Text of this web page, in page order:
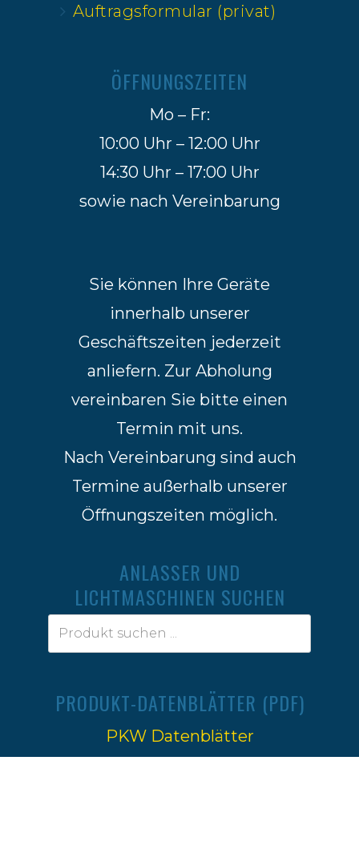
Auftragsformular (privat)
ÖFFNUNGSZEITEN
Mo – Fr:
10:00 Uhr – 12:00 Uhr
14:30 Uhr – 17:00 Uhr
sowie nach Vereinbarung
Sie können Ihre Geräte
innerhalb unserer
Geschäftszeiten jederzeit
anliefern. Zur Abholung
vereinbaren Sie bitte einen
Termin mit uns.
Nach Vereinbarung sind auch
Termine außerhalb unserer
Öffnungszeiten möglich.
ANLASSER UND
LICHTMASCHINEN SUCHEN
PRODUKT-DATENBLÄTTER (PDF)
PKW Datenblätter